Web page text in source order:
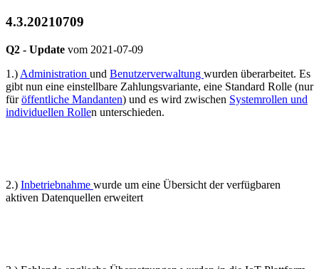
4.3.20210709
Q2 - Update vom 2021-07-09
1.) Administration und Benutzerverwaltung wurden überarbeitet. Es
gibt nun eine einstellbare Zahlungsvariante, eine Standard Rolle (nur
füröffentliche Mandanten) und es wird zwischen Systemrollen und
individuellen Rollen unterschieden.
2.) Inbetriebnahme wurde um eine Übersicht der verfügbaren
aktiven Datenquellen erweitert